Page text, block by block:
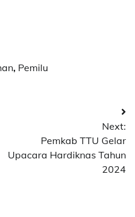
, Pemilu
Next:
Pemkab TTU Gelar
Upacara Hardiknas Tahun
2024